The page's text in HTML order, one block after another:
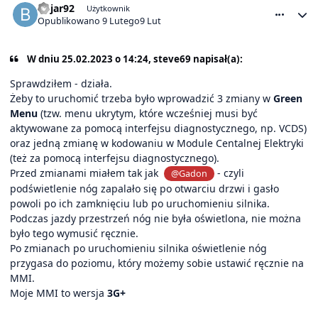
bojar92 Użytkownik
Opublikowano9 Lutego9 Lut
W dniu 25.02.2023 o 14:24, steve69 napisał(a):
Sprawdziłem - działa.
Żeby to uruchomić trzeba było wprowadzić 3 zmiany w Green
Menu (tzw. menu ukrytym, które wcześniej musi być
aktywowane za pomocą interfejsu diagnostycznego, np. VCDS)
oraz jedną zmianę w kodowaniu w Module Centalnej Elektryki
(też za pomocą interfejsu diagnostycznego).
Przed zmianami miałem tak jak
@Gadon
- czyli
podświetlenie nóg zapalało się po otwarciu drzwi i gasło
powoli po ich zamknięciu lub po uruchomieniu silnika.
Podczas jazdy przestrzeń nóg nie była oświetlona, nie można
było tego wymusić ręcznie.
Po zmianach po uruchomieniu silnika oświetlenie nóg
przygasa do poziomu, który możemy sobie ustawić ręcznie na
MMI.
Moje MMI to wersja 3G+